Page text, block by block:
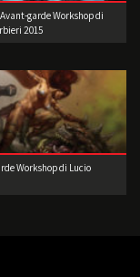
garde Workshop di
2015
Workshop di Lucio